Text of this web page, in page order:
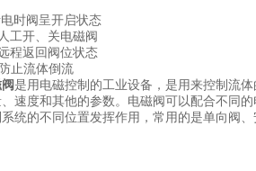
时阀呈开启状态
工开、关电磁阀
程返回阀位状态
止流体倒流
是用电磁控制的工业设备，是用来控制流
速度和其他的参数。电磁阀可以配合不同
统的不同位置发挥作用，常用的是单向阀